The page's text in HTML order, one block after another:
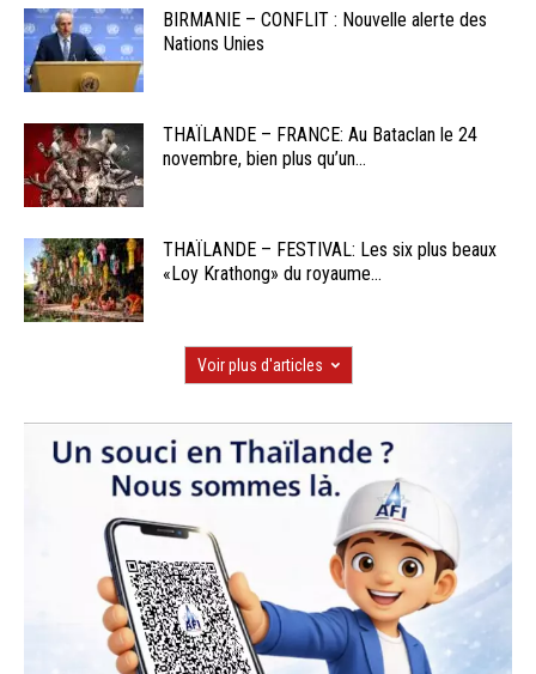
BIRMANIE – CONFLIT : Nouvelle alerte des
Nations Unies
THAÏLANDE – FRANCE: Au Bataclan le 24
novembre, bien plus qu’un...
THAÏLANDE – FESTIVAL: Les six plus beaux
«Loy Krathong» du royaume...
Voir plus d'articles